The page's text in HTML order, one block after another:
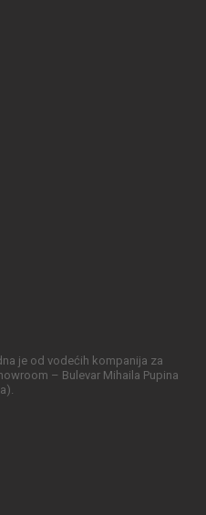
je od vodećih kompanija za
– Bulevar Mihaila Pupina